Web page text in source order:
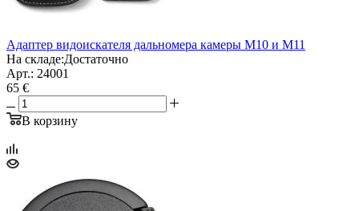
Адаптер видоискателя дальномера камеры М10 и M11
На складе:Достаточно
Арт.: 24001
65 €
В корзину